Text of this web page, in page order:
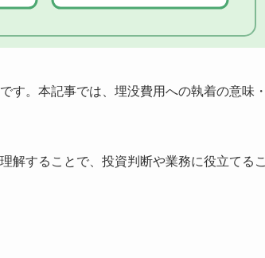
す。本記事では、埋没費用への執着の意味・
解することで、投資判断や業務に役立てるこ